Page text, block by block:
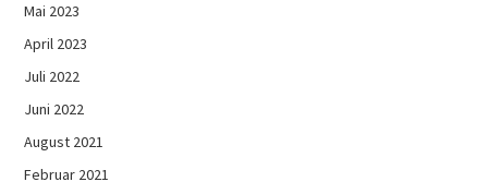
Mai 2023
April 2023
Juli 2022
Juni 2022
August 2021
Februar 2021